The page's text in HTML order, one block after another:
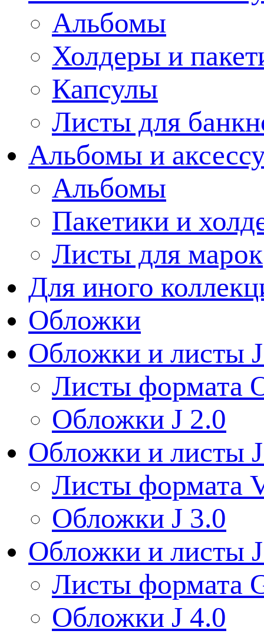
Альбомы
Холдеры и
Капсулы
Листы для
Альбомы и
Альбомы
Пакетики и
Листы для марок
Для иного
Обложки
Обложки и листы
Листы формата
Обложки J 2.0
Обложки и листы
Листы формата
Обложки J 3.0
Обложки и листы
Листы формата
Обложки J 4.0